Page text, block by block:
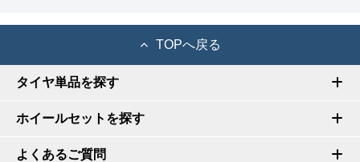
TOPへ戻る
タイヤ単品を探す
ホイールセットを探す
よくあるご質問